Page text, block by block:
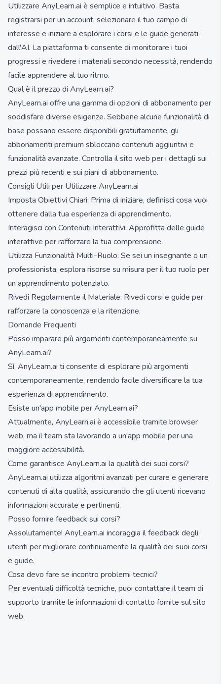
Utilizzare AnyLearn.ai è semplice e intuitivo. Basta
registrarsi per un account, selezionare il tuo campo di
interesse e iniziare a esplorare i corsi e le guide generati
dall'AI. La piattaforma ti consente di monitorare i tuoi
progressi e rivedere i materiali secondo necessità, rendendo
facile apprendere al tuo ritmo.
Qual è il prezzo di AnyLearn.ai?
AnyLearn.ai offre una gamma di opzioni di abbonamento per
soddisfare diverse esigenze. Sebbene alcune funzionalità di
base possano essere disponibili gratuitamente, gli
abbonamenti premium sbloccano contenuti aggiuntivi e
funzionalità avanzate. Controlla il sito web per i dettagli sui
prezzi più recenti e sui piani di abbonamento.
Consigli Utili per Utilizzare AnyLearn.ai
Imposta Obiettivi Chiari: Prima di iniziare, definisci cosa vuoi
ottenere dalla tua esperienza di apprendimento.
Interagisci con Contenuti Interattivi: Approfitta delle guide
interattive per rafforzare la tua comprensione.
Utilizza Funzionalità Multi-Ruolo: Se sei un insegnante o un
professionista, esplora risorse su misura per il tuo ruolo per
un apprendimento potenziato.
Rivedi Regolarmente il Materiale: Rivedi corsi e guide per
rafforzare la conoscenza e la ritenzione.
Domande Frequenti
Posso imparare più argomenti contemporaneamente su
AnyLearn.ai?
Sì, AnyLearn.ai ti consente di esplorare più argomenti
contemporaneamente, rendendo facile diversificare la tua
esperienza di apprendimento.
Esiste un'app mobile per AnyLearn.ai?
Attualmente, AnyLearn.ai è accessibile tramite browser
web, ma il team sta lavorando a un'app mobile per una
maggiore accessibilità.
Come garantisce AnyLearn.ai la qualità dei suoi corsi?
AnyLearn.ai utilizza algoritmi avanzati per curare e generare
contenuti di alta qualità, assicurando che gli utenti ricevano
informazioni accurate e pertinenti.
Posso fornire feedback sui corsi?
Assolutamente! AnyLearn.ai incoraggia il feedback degli
utenti per migliorare continuamente la qualità dei suoi corsi
e guide.
Cosa devo fare se incontro problemi tecnici?
Per eventuali difficoltà tecniche, puoi contattare il team di
supporto tramite le informazioni di contatto fornite sul sito
web.